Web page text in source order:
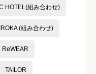

HOTEL(組み合わせ)
IROKA (組み合わせ)
ReWEAR
TAILOR